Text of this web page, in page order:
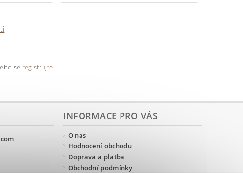
se registrujte.
INFORMACE PRO VÁS
O nás
Hodnocení obchodu
Doprava a platba
Obchodní podmínky